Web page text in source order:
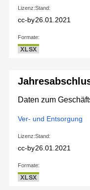
Lizenz:
cc-by
Stand:
26.01.2021
Formate:
XLSX
Daten zum
Ver- und Entsorgung
Lizenz:
cc-by
Stand:
26.01.2021
Formate:
XLSX